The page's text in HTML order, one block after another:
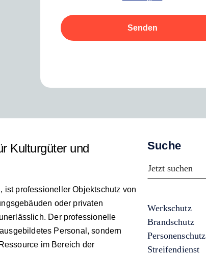
Senden
Kulturgüter und
ist professioneller Objektschutz von
oder privaten
Der professionelle
Personal, sondern
im Bereich der
Suche
Werkschutz
Brandschutz
Personenschutz
Streifendienst